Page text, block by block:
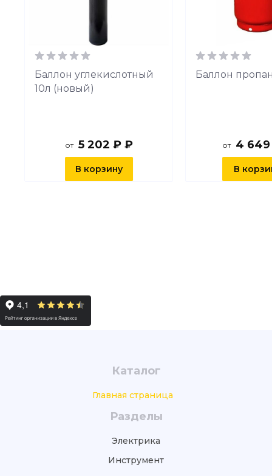
Баллон углекислотный
10л (новый)
от 5 202 ₽ ₽
В корзину
Баллон
от 4
В
Каталог
Главная страница
Разделы
Электрика
Инструмент